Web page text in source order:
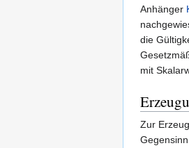
Anhänger
die
mit
Zur